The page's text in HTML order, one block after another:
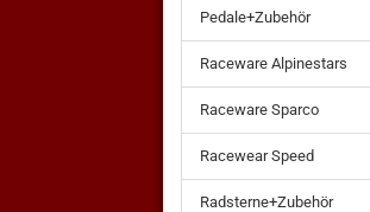
Pedale+Zubehör
Raceware Alpinestars
Raceware Sparco
Racewear Speed
Radsterne+Zubehör